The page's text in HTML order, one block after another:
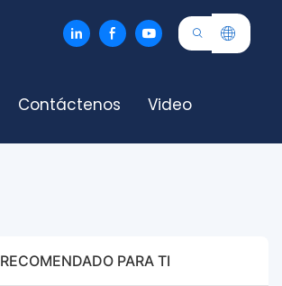
Contáctenos Video
RECOMENDADO PARA TI